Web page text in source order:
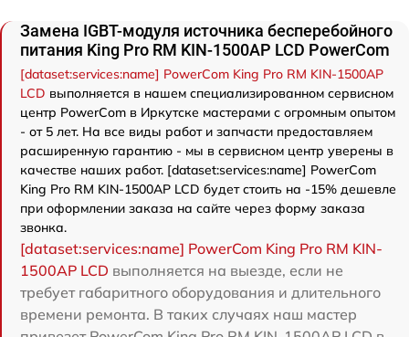
Замена IGBT-модуля источника бесперебойного
питания King Pro RM KIN-1500AP LCD PowerCom
[dataset:services:name] PowerCom King Pro RM KIN-1500AP
LCD выполняется в нашем специализированном сервисном
центр PowerCom в Иркутске мастерами с огромным опытом
- от 5 лет. На все виды работ и запчасти предоставляем
расширенную гарантию - мы в сервисном центр уверены в
качестве наших работ. [dataset:services:name] PowerCom
King Pro RM KIN-1500AP LCD будет стоить на -15% дешевле
при оформлении заказа на сайте через форму заказа
звонка.
[dataset:services:name] PowerCom King Pro RM KIN-
1500AP LCD выполняется на выезде, если не
требует габаритного оборудования и длительного
времени ремонта. В таких случаях наш мастер